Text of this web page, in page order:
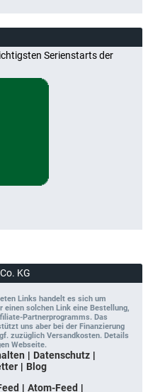
Serienstarts der
KG
Links handelt es sich um
solchen Link eine Bestellung,
Partnerprogramms. Das
uns aber bei der Finanzierung
zuzüglich Versandkosten. Details
Webseite.
Datenschutz
Blog
Atom-Feed